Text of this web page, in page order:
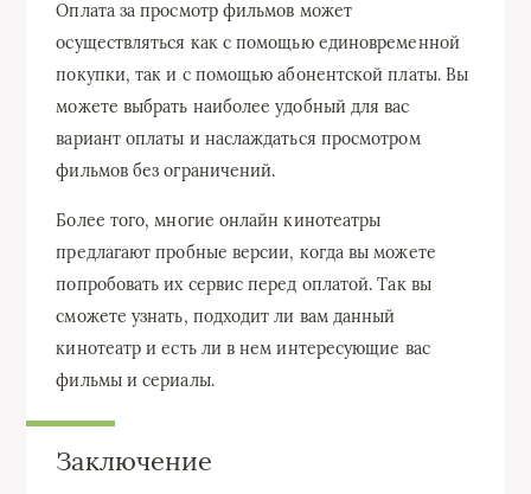
Оплата за просмотр фильмов может
осуществляться как с помощью единовременной
покупки, так и с помощью абонентской платы. Вы
можете выбрать наиболее удобный для вас
вариант оплаты и наслаждаться просмотром
фильмов без ограничений.
Более того, многие онлайн кинотеатры
предлагают пробные версии, когда вы можете
попробовать их сервис перед оплатой. Так вы
сможете узнать, подходит ли вам данный
кинотеатр и есть ли в нем интересующие вас
фильмы и сериалы.
Заключение